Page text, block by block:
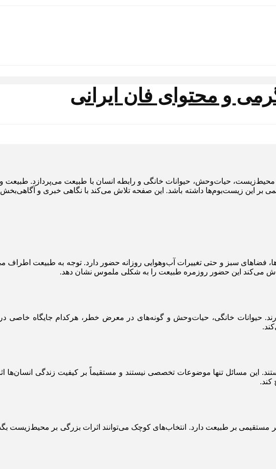
حیات‌وحش، حیوانات خانگی و رابطه انسان با طبیعت می‌پردازد. طبیعت
بر این زیست‌بوم‌ها داشته باشد. این صفحه تلاش می‌کند با نگاهی خبری و
فضاهای سبز و حتی تغییرات آب‌وهوایی روزانه حضور دارد. توجه به طبیعت اطراف
می‌کند این حضور روزمره طبیعت را به شکلی ملموس نشان دهد.
حیوانات خانگی، حیات‌وحش و گونه‌های در معرض خطر، هرکدام جایگاه خاصی در
این مسائل تنها موضوعات تخصصی نیستند و مستقیماً بر کیفیت زندگی انسان‌ها
کند.
مستقیمی بر طبیعت دارد. انتخاب‌های کوچک می‌توانند اثرات بزرگی بر محیط‌زیست